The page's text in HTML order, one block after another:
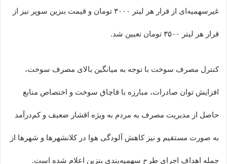
غیرسهمیه‌ای از قرار هر لیتر ۳۰۰۰ تومان و قیمت بنزین سوپر نیز از
قرار هر لیتر ۳۵۰۰ تومان تعیین شد.
کنترل مصرف سوخت با توجه به میانگین بالای مصرف سوخت،
افزایش توان صادرات، مبارزه با قاچاق سوخت و اختصاص منابع
حاصل از مدیریت مصرف به مردم به ویژه اقشار ضعیف و کم‌درآمد
به صورت مستقیم و نیز کاهش آلودگی هوا در کلانشهرها و شهرها از
جمله اهداف اجرای طرح سهمیه‌بندی بنزین اعلام شده است.